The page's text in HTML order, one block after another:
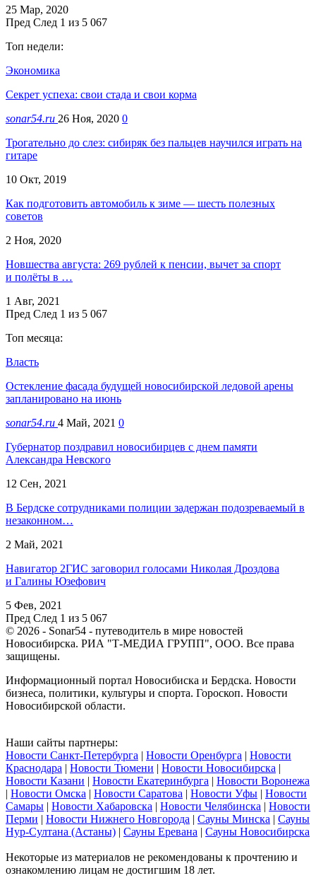
25 Мар, 2020
Пред След 1 из 5 067
Топ недели:
Экономика
Секрет успеха: свои стада и свои корма
sonar54.ru 26 Ноя, 2020 0
Трогательно до слез: сибиряк без пальцев научился играть на
гитаре
10 Окт, 2019
Как подготовить автомобиль к зиме — шесть полезных
советов
2 Ноя, 2020
Новшества августа: 269 рублей к пенсии, вычет за спорт
и полёты в …
1 Авг, 2021
Пред След 1 из 5 067
Топ месяца:
Власть
Остекление фасада будущей новосибирской ледовой арены
запланировано на июнь
sonar54.ru 4 Май, 2021 0
Губернатор поздравил новосибирцев с днем памяти
Александра Невского
12 Сен, 2021
В Бердске сотрудниками полиции задержан подозреваемый в
незаконном…
2 Май, 2021
Навигатор 2ГИС заговорил голосами Николая Дроздова
и Галины Юзефович
5 Фев, 2021
Пред След 1 из 5 067
© 2026 - Sonar54 - путеводитель в мире новостей
Новосибирска. РИА "Т-МЕДИА ГРУПП", ООО. Все права
защищены.
Информационный портал Новосибиска и Бердска. Новости
бизнеса, политики, культуры и спорта. Гороскоп. Новости
Новосибирской области.
Наши сайты партнеры:
Новости Санкт-Петербурга | Новости Оренбурга | Новости
Краснодара | Новости Тюмени | Новости Новосибирска |
Новости Казани | Новости Екатеринбурга | Новости Воронежа
| Новости Омска | Новости Саратова | Новости Уфы | Новости
Самары | Новости Хабаровска | Новости Челябинска | Новости
Перми | Новости Нижнего Новгорода | Сауны Минска | Сауны
Нур-Султана (Астаны) | Сауны Еревана | Сауны Новосибирска
Некоторые из материалов не рекомендованы к прочтению и
ознакомлению лицам не достигшим 18 лет.